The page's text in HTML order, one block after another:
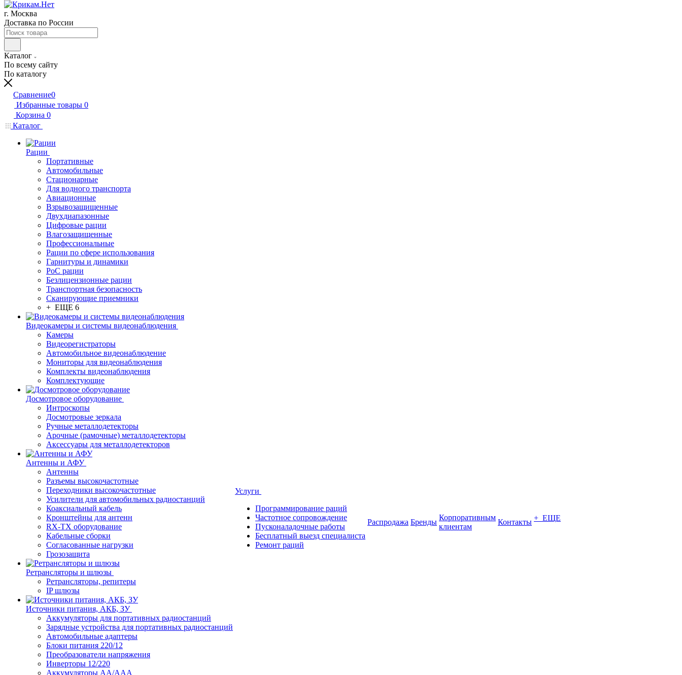
г. Москва
Доставка по России
Каталог
По всему сайту
По каталогу
Сравнение0
Избранные товары 0
Корзина 0
Каталог
Рации
Портативные
Автомобильные
Стационарные
Для водного транспорта
Авиационные
Взрывозащищенные
Двухдиапазонные
Цифровые рации
Влагозащищенные
Профессиональные
Рации по сфере использования
Гарнитуры и динамики
PoC рации
Безлицензионные рации
Транспортная безопасность
Сканирующие приемники
+ ЕЩЕ 6
Видеокамеры и системы видеонаблюдения
Камеры
Видеорегистраторы
Автомобильное видеонаблюдение
Мониторы для видеонаблюдения
Комплекты видеонаблюдения
Комплектующие
Досмотровое оборудование
Интроскопы
Досмотровые зеркала
Ручные металлодетекторы
Арочные (рамочные) металлодетекторы
Аксессуары для металлодетекторов
Антенны и АФУ
Антенны
Разъемы высокочастотные
Переходники высокочастотные
Усилители для автомобильных радиостанций
Коаксиальный кабель
Кронштейны для антенн
RX-TX оборудование
Кабельные сборки
Согласованные нагрузки
Грозозащита
Ретрансляторы и шлюзы
Ретрансляторы, репитеры
IP шлюзы
Источники питания, АКБ, ЗУ
Аккумуляторы для портативных радиостанций
Зарядные устройства для портативных радиостанций
Автомобильные адаптеры
Блоки питания 220/12
Преобразователи напряжения
Инверторы 12/220
Аккумуляторы АА/ААА
Услуги
Программирование раций
Частотное сопровождение
Пусконаладочные работы
Бесплатный выезд специалиста
Ремонт раций
Распродажа Бренды
Корпоративным
клиентам
Контакты + ЕЩЕ